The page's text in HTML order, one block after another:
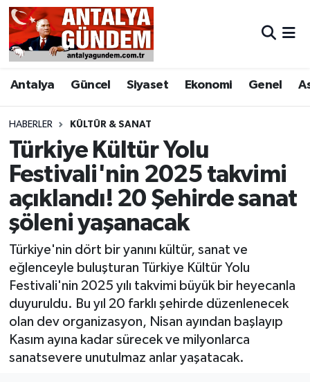
Antalya Güncel Siyaset Ekonomi Genel
HABERLER KÜLTÜR & SANAT
Türkiye Kültür Yolu
Festivali'nin 2025 takvimi
açıklandı! 20 Şehirde sanat
şöleni yaşanacak
Türkiye'nin dört bir yanını kültür, sanat ve
eğlenceyle buluşturan Türkiye Kültür Yolu
Festivali'nin 2025 yılı takvimi büyük bir heyecanla
duyuruldu. Bu yıl 20 farklı şehirde düzenlenecek
olan dev organizasyon, Nisan ayından başlayıp
Kasım ayına kadar sürecek ve milyonlarca
sanatsevere unutulmaz anlar yaşatacak.
Antalya
Asayiş
Bilim & Teknoloji
Bölge
EĞİTİM
Ekonomi
Genel
Görüntülü Haber
Güncel
Antalya Nöbetçi Eczaneler
Antalya Hava Durumu
Antalya Namaz Vakitleri
Antalya Trafik Yoğunluk Haritası
Süper Lig Puan Durumu ve Fikstür
Tüm Manşetler
Son Dakika Haberleri
Haber Arşivi